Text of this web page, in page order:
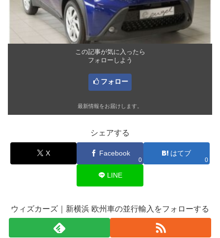
この記事が気に入ったら
フォローしよう
フォロー
最新情報をお届けします。
シェアする
X Facebook
0
はてブ
0
LINE
ウィズカーズ｜新横浜 欧州車の並行輸入をフォローする